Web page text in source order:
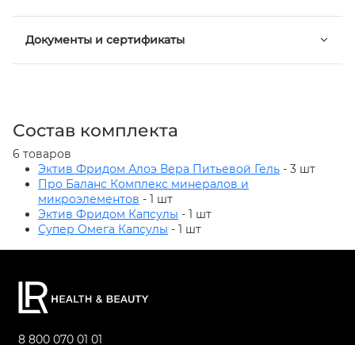
Документы и сертификаты
Состав комплекта
6 товаров
Эктив Фридом Алоэ Вера Питьевой Гель - 3 шт
Про Баланс Комплекс минералов и
микроэлементов - 1 шт
Эктив Фридом Капсулы - 1 шт
Супер Омега Капсулы - 1 шт
8 800 070 01 01